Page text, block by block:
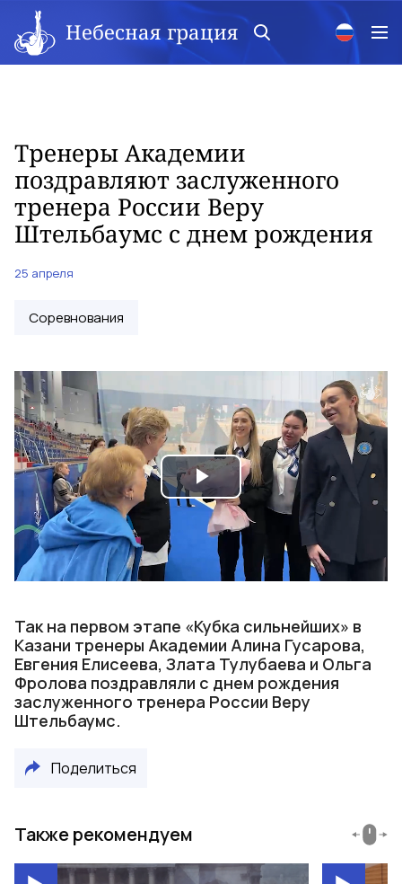
Небесная грация
Тренеры Академии
поздравляют заслуженного
тренера России Веру
Штельбаумс с днем рождения
25 апреля
Соревнования
Play
Video
Так на первом этапе «Кубка сильнейших» в
Казани тренеры Академии Алина Гусарова,
Евгения Елисеева, Злата Тулубаева и Ольга
Фролова поздравляли с днем рождения
заслуженного тренера России Веру
Штельбаумс.
Поделиться
Также рекомендуем